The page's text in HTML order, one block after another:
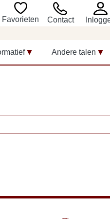
Favorieten Contact
Andere talen